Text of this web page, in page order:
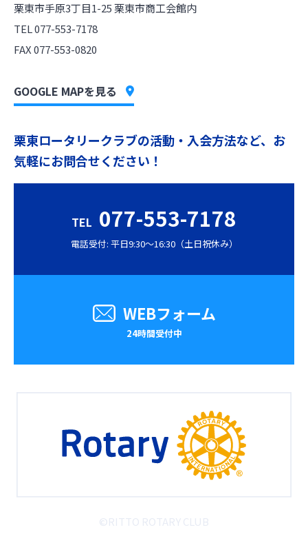
栗東市手原3丁目1-25 栗東市商工会館内
TEL 077-553-7178
FAX 077-553-0820
GOOGLE MAPを見る
栗東ロータリークラブの活動・入会方法など、お
気軽にお問合せください！
TEL 077-553-7178
電話受付: 平日9:30〜16:30（土日祝休み）
WEBフォーム
24時間受付中
©︎RITTO ROTARY CLUB